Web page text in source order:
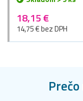
18,15 €
14,75 € bez DPH
Prečo